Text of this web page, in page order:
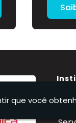
que você